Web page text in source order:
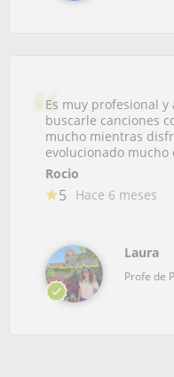
Es muy profesional
buscarle canciones
mucho mientras
evolucionado mucho
Rocio
5 Hace 6 meses
Laura
Profe de